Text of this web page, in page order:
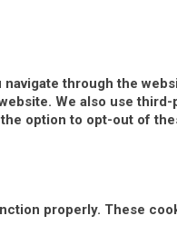
through the
We also use
option to opt-out of
properly. These